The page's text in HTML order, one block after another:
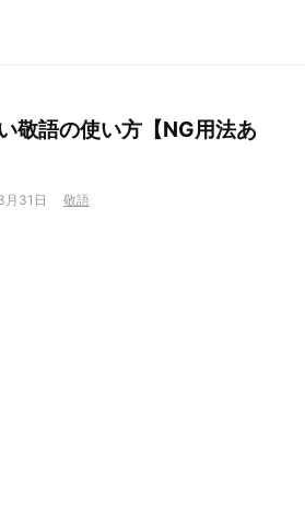
敬語の使い方【NG用法あ
31日 敬語